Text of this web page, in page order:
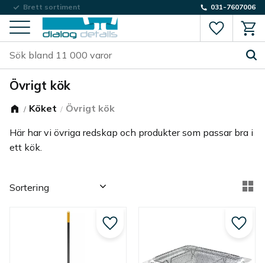
Meny
Brett sortiment
Låg fraktkostnad 031-7607006
Övrigt kök
Köket Övrigt kök
Här har vi övriga redskap och produkter som passar bra i
ett kök.
Välj sortering
Lägg till i favoriter Lägg